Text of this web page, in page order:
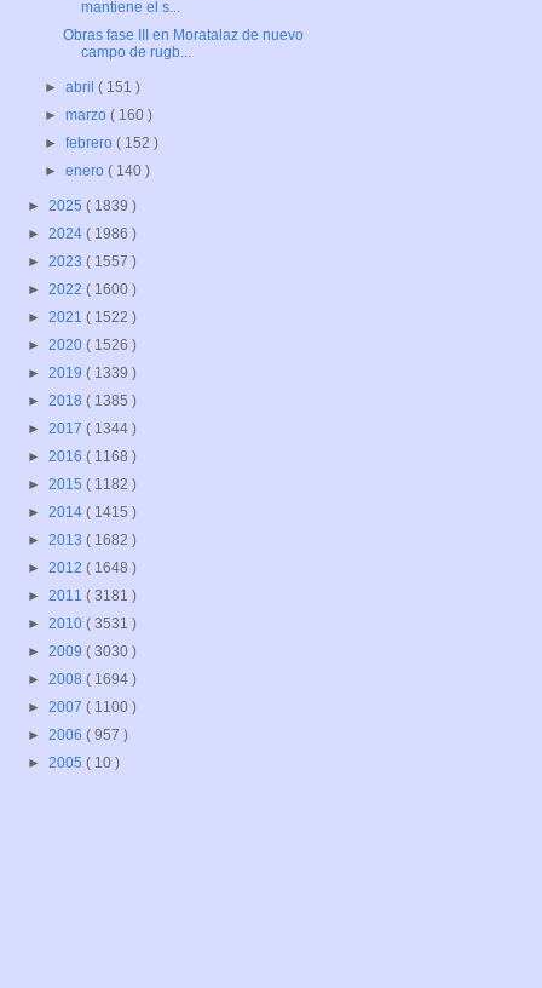
mantiene el s...
Obras fase III en Moratalaz de nuevo
campo de rugb...
►abril( 151 )
►marzo( 160 )
►febrero( 152 )
►enero( 140 )
► 2025 ( 1839 )
► 2024 ( 1986 )
► 2023 ( 1557 )
► 2022 ( 1600 )
► 2021 ( 1522 )
► 2020 ( 1526 )
► 2019 ( 1339 )
► 2018 ( 1385 )
► 2017 ( 1344 )
► 2016 ( 1168 )
► 2015 ( 1182 )
► 2014 ( 1415 )
► 2013 ( 1682 )
► 2012 ( 1648 )
► 2011 ( 3181 )
► 2010 ( 3531 )
► 2009 ( 3030 )
► 2008 ( 1694 )
► 2007 ( 1100 )
► 2006 ( 957 )
► 2005 ( 10 )